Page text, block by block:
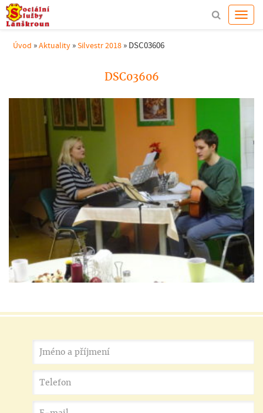
Úvod »Aktuality »Silvestr 2018 » DSC03606
DSC03606